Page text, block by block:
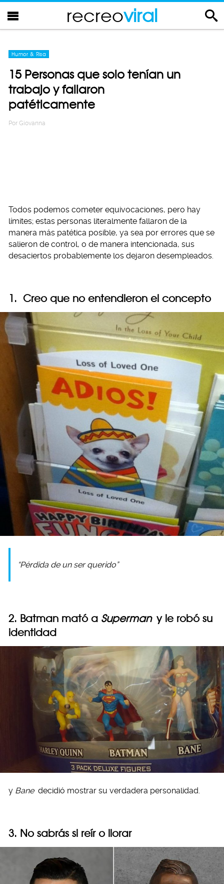
recreoviral
Humor & Risa
15 Personas que solo tenían un
trabajo y fallaron
patéticamente
Por Giovanna
Todos podemos cometer equivocaciones, pero hay
límites; estas personas literalmente fallaron de la
manera más patética posible, ya sea por errores que se
salieron de control, o de manera intencionada, sus
desaciertos probablemente los dejaron desempleados.
1. Creo que no entendieron el concepto
“Pérdida de un ser querido”
2. Batman mató a Superman y le robó su
identidad
y Bane decidió mostrar su verdadera personalidad.
3. No sabrás si reír o llorar